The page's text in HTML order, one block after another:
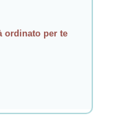
ordinato per te